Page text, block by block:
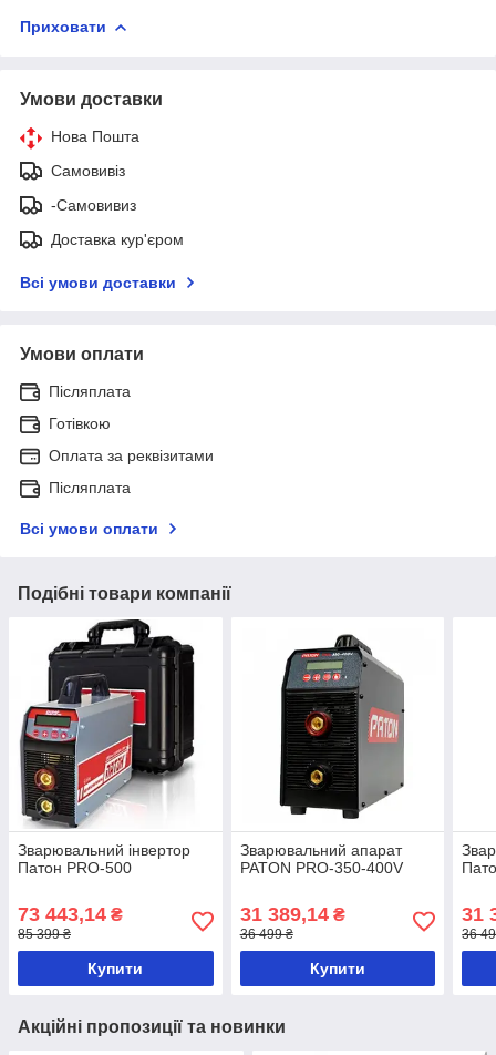
Приховати
Умови доставки
Нова Пошта
Самовивіз
-Самовивиз
Доставка кур'єром
Всі умови доставки
Умови оплати
Післяплата
Готівкою
Оплата за реквізитами
Післяплата
Всі умови оплати
Подібні товари компанії
Зварювальний інвертор
Патон PRO-500
73 443,14 ₴
85 399 ₴
Купити
Зварювальний апарат
PATON PRO-350-400V
31 389,14₴
36 499 ₴
Купити
31
36
Акційні пропозиції та новинки